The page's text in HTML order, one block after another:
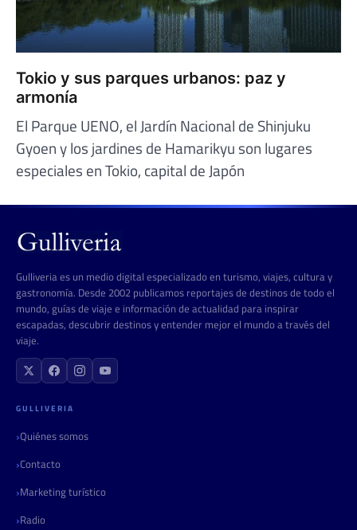
Tokio y sus parques urbanos: paz y
armonía
El Parque UENO, el Jardín Nacional de Shinjuku
Gyoen y los jardines de Hamarikyu son lugares
especiales en Tokio, capital de Japón
Gulliveria es un medio digital especializado en turismo, viajes, cultura y
gastronomía. Desde 2002 publicamos reportajes de destinos de todo el
mundo, guías de viaje e información de actualidad para inspirar
escapadas, descubrir destinos y entender mejor el mundo a través del
viaje.
GULLIVERIA
Quiénes somos
Contacto
Marketing turístico
Radio